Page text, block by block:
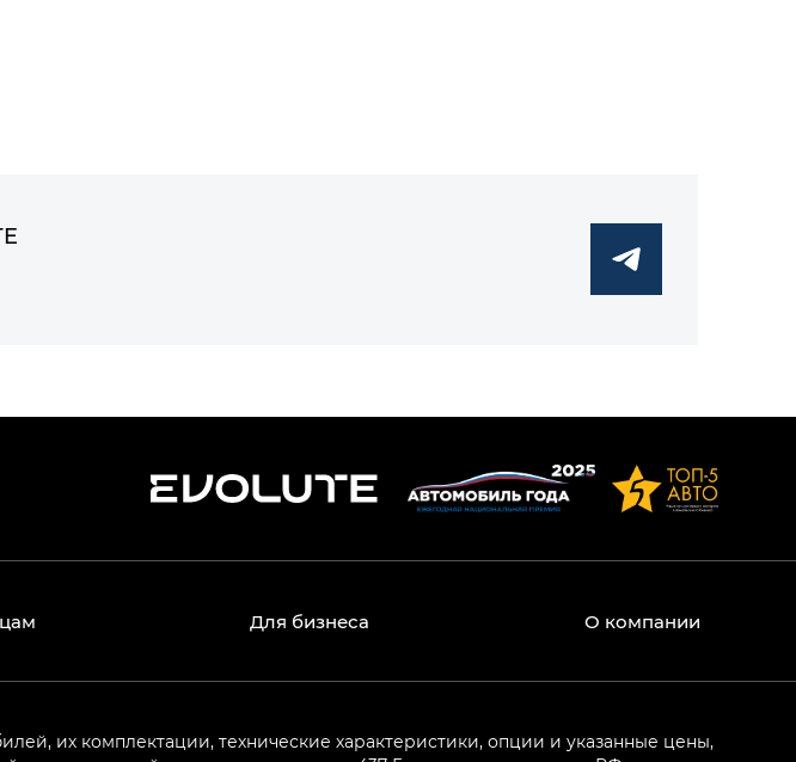
Для бизнеса О компании
их комплектации, технические характеристики, опции и указанные цены,